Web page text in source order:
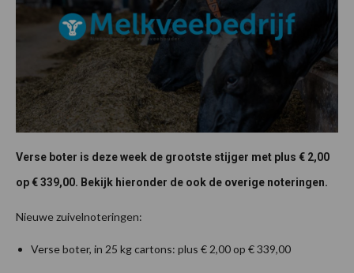
Verse boter is deze week de grootste stijger met plus € 2,00
op € 339,00. Bekijk hieronder de ook de overige noteringen.
Nieuwe zuivelnoteringen:
Verse boter, in 25 kg cartons: plus € 2,00 op € 339,00